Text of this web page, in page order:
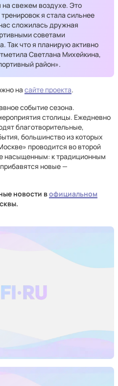
свежем воздухе. Это
я стала сильнее
сложилась дружная
советами
Так что я планирую активно
Светлана Михейкина,
район».
на сайте проекта.
событие сезона.
столицы. Ежедневно
благотворительные,
большинство из которых
проводится во второй
насыщенным: к традиционным
новые —
новости вофициальном